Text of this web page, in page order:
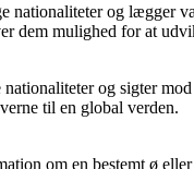
og lægger
dem mulighed for at
og sigter
til en global verden.
om en bestemt ø